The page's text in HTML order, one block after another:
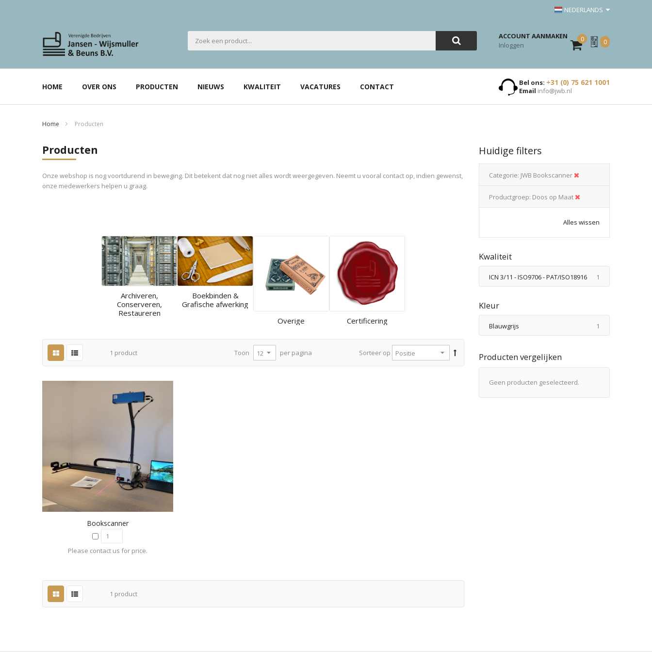
NEDERLANDS
ACCOUNT AANMAKEN
Inloggen
0
Mijn
Offerte
0
HOME OVER ONS PRODUCTEN NIEUWS KWALITEIT VACATURES CONTACT Bel ons: +31 (0) 75 621 1001
Email info@jwb.nl
Home Producten
Producten
Onze webshop is nog voortdurend in beweging. Dit betekent dat nog niet alles wordt weergegeven. Neemt u vooral contact op, indien gewenst,
onze medewerkers helpen u graag.
Archiveren,
Conserveren,
Restaureren
Boekbinden &
Grafische afwerking
Overige
Certificering
1 product Sorteer op
Toon per pagina
Bookscanner
Please contact us for price.
1 product
Huidige filters
Categorie JWB Bookscanner
Productgroep Doos op Maat
Alles wissen
Kwaliteit
ICN 3/11 - ISO9706 - PAT/ISO18916 1
Kleur
Blauwgrijs 1
Producten vergelijken
Geen producten geselecteerd.